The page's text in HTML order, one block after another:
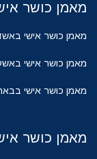
מאמן כושר
מאמן כושר אישי
מאמן כושר אישי
מאמן כושר אישי
מאמן כושר